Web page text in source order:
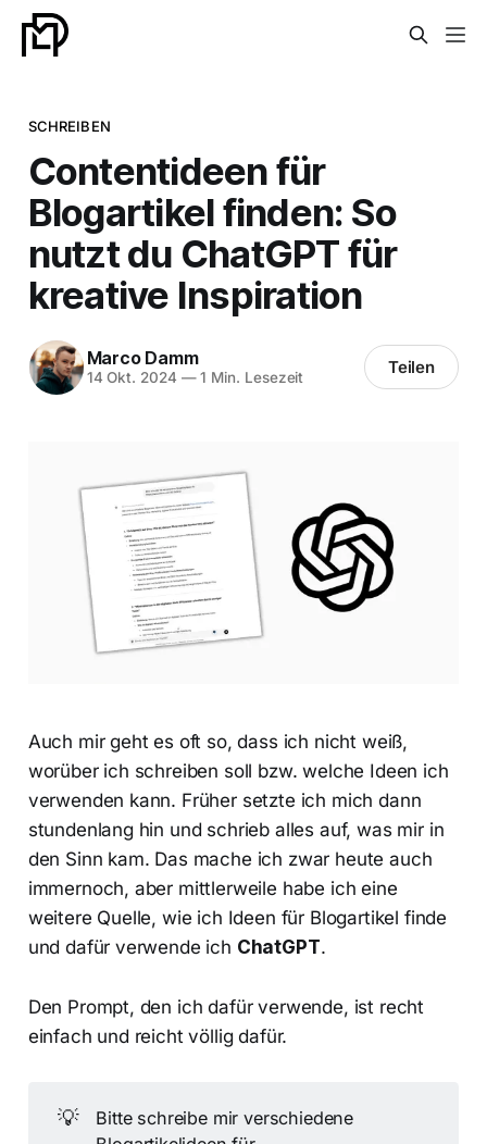
SCHREIBEN
Contentideen für
Blogartikel finden: So
nutzt du ChatGPT für
kreative Inspiration
Marco Damm
14 Okt. 2024 —1 Min. Lesezeit Teilen
Auch mir geht es oft so, dass ich nicht weiß,
worüber ich schreiben soll bzw. welche Ideen ich
verwenden kann. Früher setzte ich mich dann
stundenlang hin und schrieb alles auf, was mir in
den Sinn kam. Das mache ich zwar heute auch
immernoch, aber mittlerweile habe ich eine
weitere Quelle, wie ich Ideen für Blogartikel finde
und dafür verwende ich ChatGPT.
Den Prompt, den ich dafür verwende, ist recht
einfach und reicht völlig dafür.
💡
Bitte schreibe mir verschiedene